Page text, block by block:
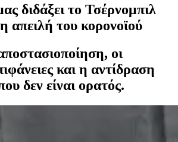
διδάξει το Τσέρνομπιλ
απειλή του κορονοϊού
οι
και η αντίδραση
δεν είναι ορατός.